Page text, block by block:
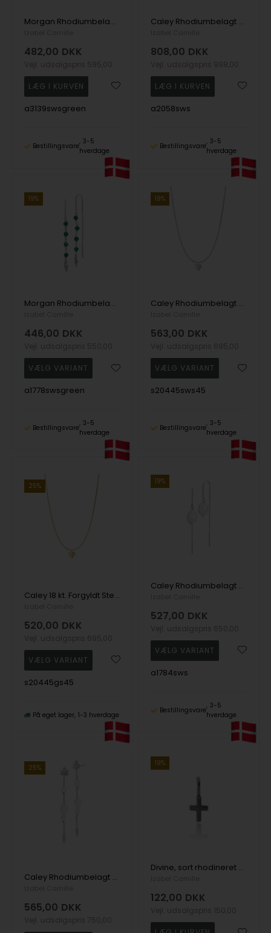
Morgan Rhodiumbelagt Sterling Sølv Armbånd med Krystaller
482,00 DKK
a3139swsgreen
Bestillingsvare
3-5
hverdage
Caley Rhodiumbelagt Sterling Sølv Halskæde med Ferskvandsperle
808,00 DKK
a2058sws
Bestillingsvare
3-5
hverdage
19%
Morgan Rhodiumbelagt Sterling Sølv Øreringe med Krystaller
446,00 DKK
a1778swsgreen
Bestillingsvare
3-5
hverdage
19%
Caley Rhodiumbelagt Sterling Sølv Vedhæng med kæde
563,00 DKK
s20445sws45
Bestillingsvare
3-5
hverdage
25%
Caley 18 kt. Forgyldt Sterling Sølv Vedhæng med kæde
520,00 DKK
s20445gs45
På eget lager 1-3 hverdage
19%
Caley Rhodiumbelagt Sterling Sølv Øreringe med Ferskvandsperler
527,00 DKK
a1784sws
Bestillingsvare
3-5
hverdage
25%
Caley Rhodiumbelagt Sterling Sølv Øreringe med Ferskvandsperler
565,00 DKK
19%
Divine, sort rhodineret Sterling Sølv vedhæng med kors
122,00 DKK